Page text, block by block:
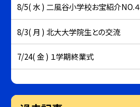
8/5( 水 ) 二風谷小学校お宝紹介NO.４
8/3( 月 ) 北大大学院生との交流
7/24( 金 ) １学期終業式